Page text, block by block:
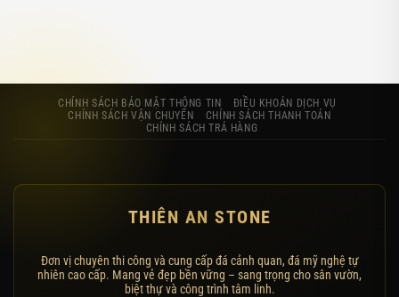
CHÍNH SÁCH BẢO MẬT THÔNG TIN
ĐIỀU KHOẢN DỊCH VỤ
CHÍNH SÁCH VẬN CHUYỂN
CHÍNH SÁCH THANH TOÁN
CHÍNH SÁCH TRẢ HÀNG
THIÊN AN STONE
Đơn vị chuyên thi công và cung cấp đá cảnh quan, đá mỹ nghệ tự
nhiên cao cấp. Mang vẻ đẹp bền vững – sang trọng cho sân vườn,
biệt thự và công trình tâm linh.